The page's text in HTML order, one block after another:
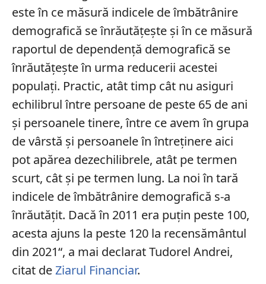
este în ce măsură indicele de îmbătrânire
demografică se înrăutățeşte și în ce măsură
raportul de dependență demografică se
înrăutățeşte în urma reducerii acestei
populați. Practic, atât timp cât nu asiguri
echilibrul între persoane de peste 65 de ani
și persoanele tinere, între ce avem în grupa
de vârstă și persoanele în întreținere aici
pot apărea dezechilibrele, atât pe termen
scurt, cât şi pe termen lung. La noi în tară
indicele de îmbătrânire demografică s-a
înrăutățit. Dacă în 2011 era puțin peste 100,
acesta ajuns la peste 120 la recensământul
din 2021“, a mai declarat Tudorel Andrei,
citat de Ziarul Financiar.